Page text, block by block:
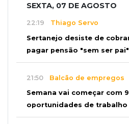
SEXTA, 07 DE AGOSTO
22:19 Thiago Servo
Sertanejo desiste de
pagar pensão "sem ser pai"
21:50 Balcão de empregos
Semana vai começar com
oportunidades de trabalho